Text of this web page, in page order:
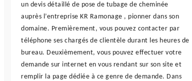
un devis détaillé de pose de tubage de cheminée
auprès l’entreprise KR Ramonage , pionner dans son
domaine. Premièrement, vous pouvez contacter par
téléphone ses chargés de clientèle durant les heures de
bureau. Deuxièmement, vous pouvez effectuer votre
demande sur internet en vous rendant sur son site et
remplir la page dédiée à ce genre de demande. Dans